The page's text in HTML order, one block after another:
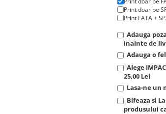
Print doar pe
Print FATA +
Adauga
inainte de
Adauga o
Alege
25,00 Lei
Lasa-ne un
Bifeaza si
produsului